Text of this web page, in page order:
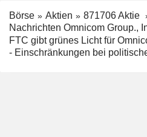
Börse Aktien
871706 Aktie
Nachrichten Omnicom Group.,
FTC gibt grünes Licht für
- Einschränkungen bei